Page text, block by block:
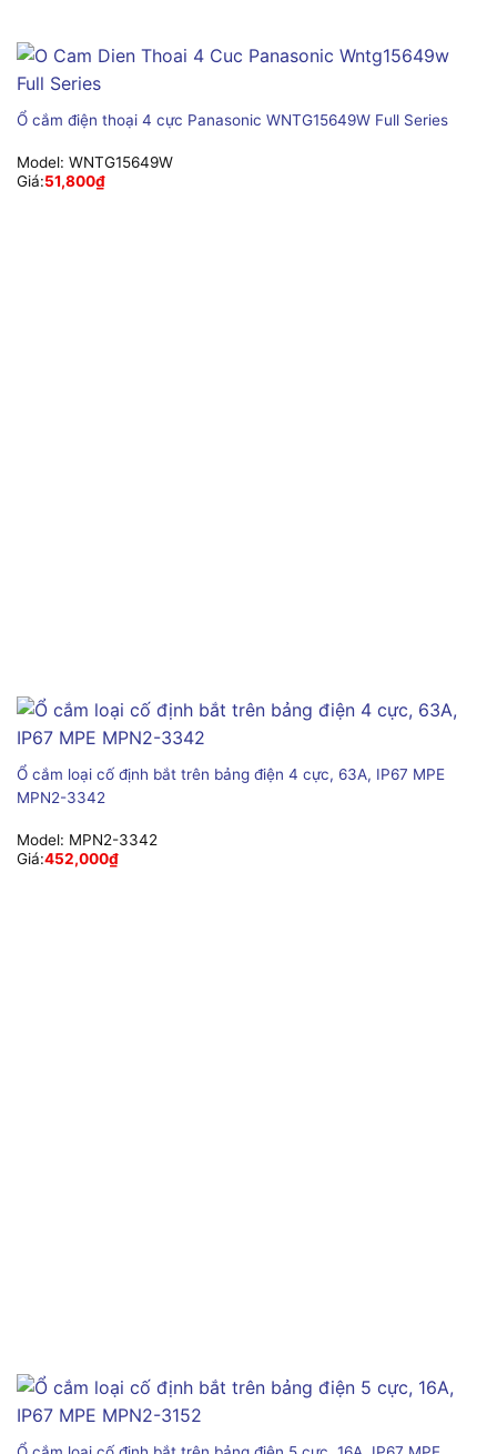
Ổ cắm điện thoại 4 cực Panasonic WNTG15649W Full Series
Model: WNTG15649W
Giá:51,800₫
Ổ cắm loại cố định bắt trên bảng điện 4 cực, 63A, IP67 MPE
MPN2-3342
Model: MPN2-3342
Giá:452,000₫